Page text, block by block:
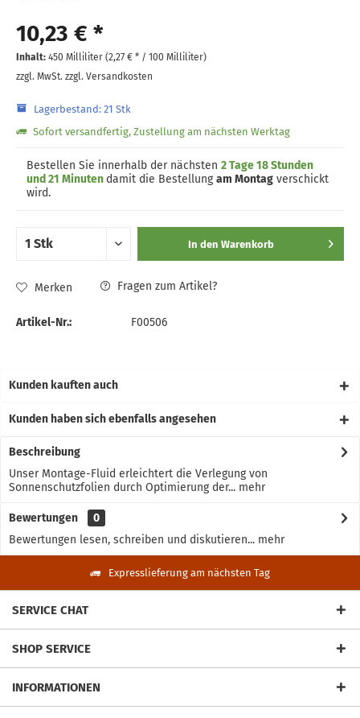
10,23 € *
Inhalt: 450 Milliliter (2,27 € * / 100 Milliliter)
zzgl. MwSt. zzgl. Versandkosten
Lagerbestand: 21 Stk
Sofort versandfertig, Zustellung am nächsten Werktag
Bestellen Sie innerhalb der nächsten 2 Tage 18 Stunden
und 21 Minuten damit die Bestellungam Montag verschickt
wird.
In den Warenkorb
Merken Fragen zum Artikel?
Artikel-Nr.: F00506
Kunden kauften auch
Kunden haben sich ebenfalls angesehen
Beschreibung
Unser Montage-Fluid erleichtert die Verlegung von
Sonnenschutzfolien durch Optimierung der... mehr
Bewertungen
0
Bewertungen lesen, schreiben und diskutieren... mehr
Expresslieferung am nächsten Tag
SERVICE CHAT
SHOP SERVICE
INFORMATIONEN